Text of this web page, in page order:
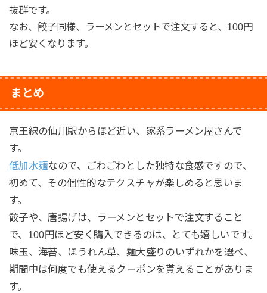
抜群です。
なお、餃子同様、ラーメンとセットで注文すると、100円
ほど安くなります。
まとめ
京王線の仙川駅からほど近い、家系ラーメン屋さんで
す。
低加水麺なので、ごわごわとした独特な食感ですので、
初めて、その個性的なテクスチャが楽しめると思いま
す。
餃子や、唐揚げは、ラーメンとセットで注文すること
で、100円ほど安く購入できるのは、とても嬉しいです。
味玉、海苔、ほうれん草、麺大盛りのいずれかを選べ、
期間中は何度でも使えるクーポンを貰えることがありま
す。